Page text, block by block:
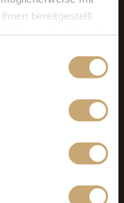
bereitgestellt
Teller, Küchenutensilien,
Buchenholz lässt sich
gedämpft lässt